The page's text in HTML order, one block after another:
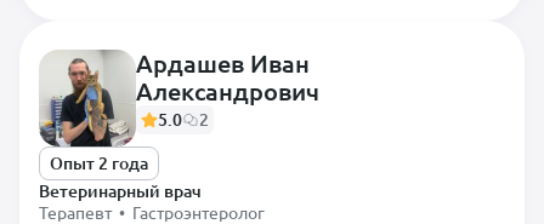
Ардашев Иван
Александрович
5.0
2
Опыт 2 года
Ветеринарный врач
Терапевт • Гастроэнтеролог